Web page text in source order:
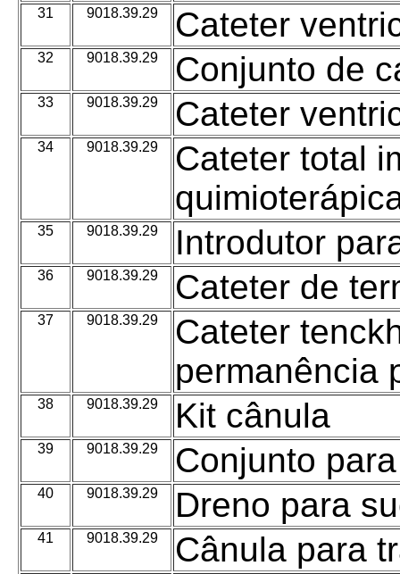
31 9018.39.29 Cateter
32 9018.39.29 Conjunto de
33 9018.39.29 Cateter
34 9018.39.29
Cateter total
35 9018.39.29 Introdutor
36 9018.39.29 Cateter de
37 9018.39.29
Cateter
permanência
38 9018.39.29 Kit cânula
39 9018.39.29 Conjunto
40 9018.39.29 Dreno para
41 9018.39.29 Cânula para